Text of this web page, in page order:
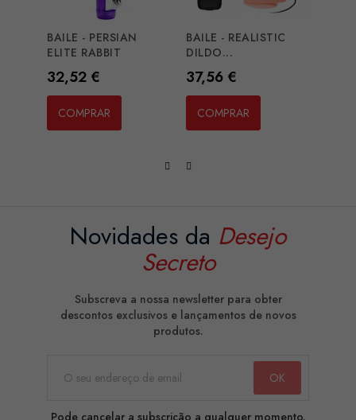
BAILE - PERSIAN
ELITE RABBIT
Preço
32,52 €
COMPRAR
BAILE - REALISTIC
DILDO...
Preço
37,56 €
COMPRAR
Novidades da Desejo
Secreto
Subscreva a nossa newsletter para obter
descontos exclusivos e lançamentos de novos
produtos.
Pode cancelar a subscrição a qualquer momento.